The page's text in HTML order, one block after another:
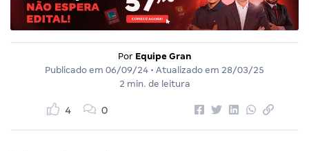
Por Equipe Gran
Publicado em 06/09/24 • Atualizado em 28/03/25
2 min. de leitura
4 0